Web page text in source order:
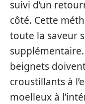
suivi d’un
côté. Cette
toute la saveur
beignets
croustillants à
moelleux à